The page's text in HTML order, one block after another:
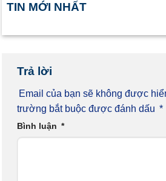
TIN MỚI NHẤT
Trả lời
Email của bạn sẽ không được
trường bắt buộc được đánh dấu *
Bình luận *